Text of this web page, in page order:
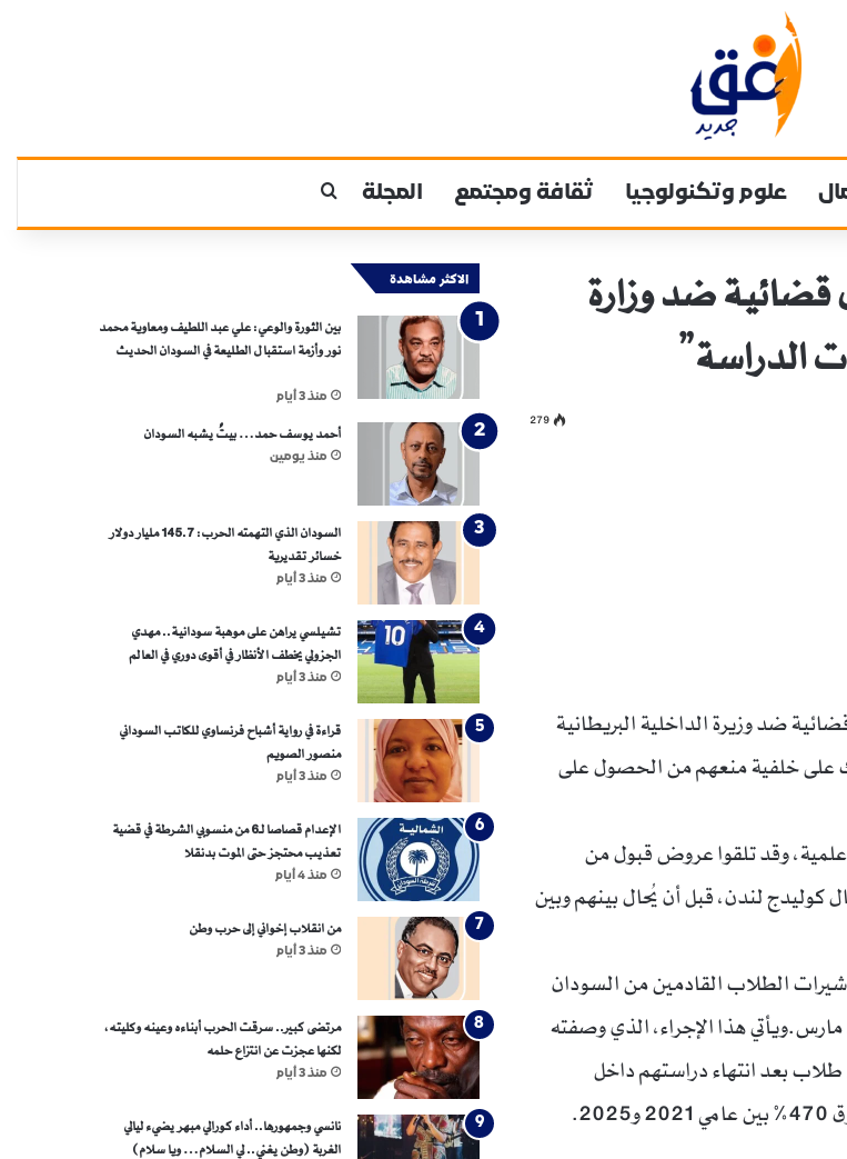
علوم وتكنولوجيا ثقافة ومجتمع المجلة
قضائية ضد وزارة
الدراسة”
279
ضد وزيرة الداخلية البريطانية
على خلفية منعهم من الحصول على
وقد تلقوا عروض قبول من
كوليدج لندن، قبل أن يُحال بينهم وبين
الطلاب القادمين من السودان
وأفغانستان وميانمار والكاميرون، على أن يدخل القرار حيز التنفيذ في 26 مارس.ويأتي هذا الإجراء، الذي وصفته
بعد انتهاء دراستهم داخل
الاكثر مشاهدة
بين الثورة والوعي: علي عبد اللطيف ومعاوية محمد
نور وأزمة استقبال الطليعة في السودان الحديث
منذ 3 أيام
أحمد يوسف حمد… بيتٌ يشبه السودان
منذ يومين
السودان الذي التهمته الحرب: 145.7 مليار دولار
خسائر تقديرية
منذ 3 أيام
تشيلسي يراهن على موهبة سودانية.. مهدي
الجزولي يخطف الأنظار في أقوى دوري في العالم
منذ 3 أيام
قراءة في رواية أشباح فرنساوي للكاتب السوداني
منصور الصويم
منذ 3 أيام
الإعدام قصاصا لـ6 من منسوبي الشرطة في قضية
تعذيب محتجز حتى الموت بدنقلا
منذ 4 أيام
من انقلاب إخواني إلى حرب وطن
منذ 3 أيام
مرتضى كبير.. سرقت الحرب أبناءه وعينه وكليته،
لكنها عجزت عن انتزاع حلمه
منذ 3 أيام
نانسي وجمهورها.. أداء كورالي مبهر يضيء ليالي
الغربة (وطن يغني.. لي السلام… ويا سلام)